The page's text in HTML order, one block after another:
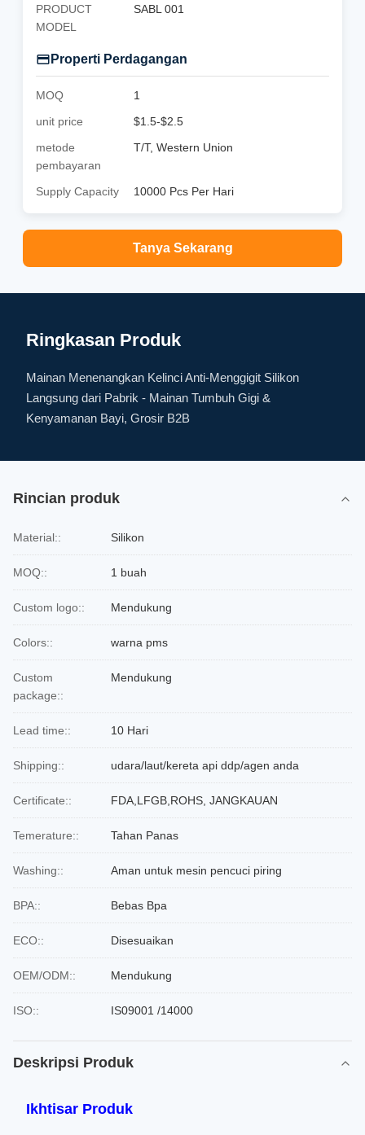
PRODUCT
MODEL
SABL 001
Properti Perdagangan
MOQ
1
unit price
$1.5-$2.5
metode
pembayaran
T/T, Western Union
Supply Capacity 10000 Pcs Per Hari
Tanya Sekarang
Ringkasan Produk
Mainan Menenangkan Kelinci Anti-Menggigit Silikon
Langsung dari Pabrik - Mainan Tumbuh Gigi &
Kenyamanan Bayi, Grosir B2B
Rincian produk
Material:: Silikon
MOQ:: 1 buah
Custom logo:: Mendukung
Colors:: warna pms
Custom
package::
Mendukung
Lead time:: 10 Hari
Shipping:: udara/laut/kereta api ddp/agen anda
Certificate:: FDA,LFGB,ROHS, JANGKAUAN
Temerature:: Tahan Panas
Washing:: Aman untuk mesin pencuci piring
BPA:: Bebas Bpa
ECO:: Disesuaikan
OEM/ODM:: Mendukung
ISO:: IS09001 /14000
Deskripsi Produk
Ikhtisar Produk